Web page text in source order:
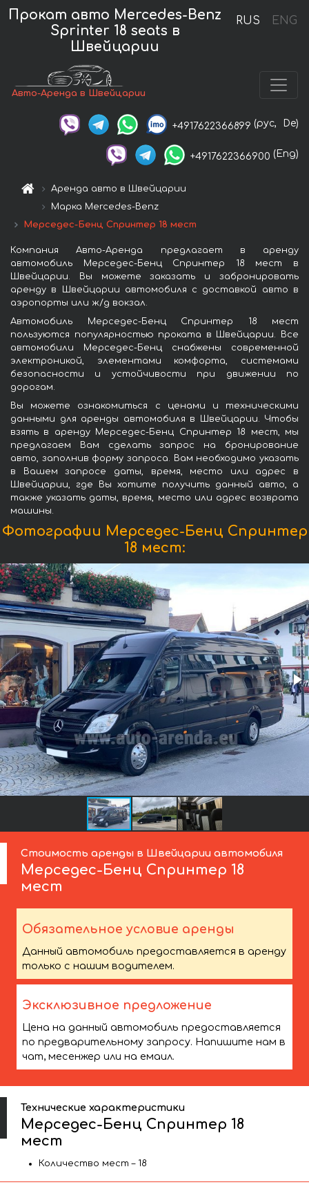
RUS ENG
Прокат авто Mercedes-Benz
Sprinter 18 seats в
Швейцарии
Авто-Аренда в Швейцарии
+4917622366899 (рус, De)
+4917622366900 (Eng)
Аренда авто в Швейцарии
Марка Mercedes-Benz
Мерседес-Бенц Спринтер 18 мест
Компания Авто-Аренда предлагает в аренду
автомобиль Мерседес-Бенц Спринтер 18 мест в
Швейцарии. Вы можете заказать и забронировать
аренду в Швейцарии автомобиля с доставкой авто в
аэропорты или ж/д вокзал.
Автомобиль Мерседес-Бенц Спринтер 18 мест
пользуются популярностью проката в Швейцарии. Все
автомобили Мерседес-Бенц снабжены современной
электроникой, элементами комфорта, системами
безопасности и устойчивости при движении по
дорогам.
Вы можете ознакомиться с ценами и техническими
данными для аренды автомобиля в Швейцарии. Чтобы
взять в аренду Мерседес-Бенц Спринтер 18 мест, мы
предлагаем Вам сделать запрос на бронирование
авто, заполнив форму запроса. Вам необходимо указать
в Вашем запросе даты, время, место или адрес в
Швейцарии, где Вы хотите получить данный авто, а
также указать даты, время, место или адрес возврата
машины.
Фотографии Мерседес-Бенц Спринтер
18 мест:
Стоимость аренды в Швейцарии автомобиля
Мерседес-Бенц Спринтер 18
мест
Обязательное условие аренды
Данный автомобиль предоставляется в аренду
только с нашим водителем.
Эксклюзивное предложение
Цена на данный автомобиль предоставляется
по предварительному запросу. Напишите нам в
чат, месенжер или на емаил.
Технические характеристики
Мерседес-Бенц Спринтер 18
мест
Количество мест – 18